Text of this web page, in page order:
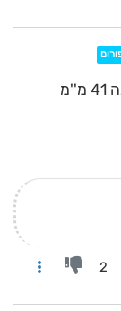
טוב עכשיו ביקרתי במד והרגשתי הייתה נכונה 41 מ''מ
2